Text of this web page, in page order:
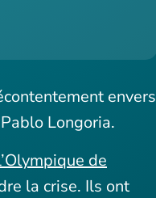
envers
Longoria.
de
la crise. Ils ont